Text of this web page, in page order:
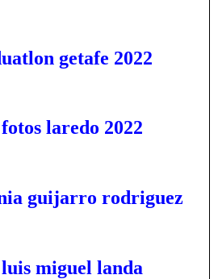
getafe 2022
laredo 2022
guijarro rodriguez
miguel landa